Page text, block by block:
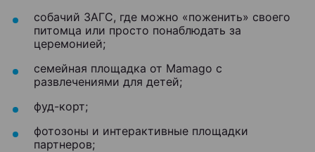
собачий ЗАГС, где можно «поженить» своего
питомца или просто понаблюдать за
церемонией;
семейная площадка от Mamago с
развлечениями для детей;
фуд-корт;
фотозоны и интерактивные площадки
партнеров;